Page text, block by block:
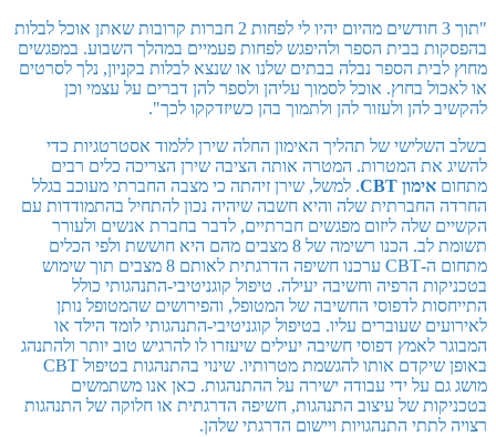
"תוך 3 חודשים מהיום יהיו לי לפחות 2 חברות קרובות שאתן אוכל לבלות
בהפסקות בבית הספר ולהיפגש לפחות פעמיים במהלך השבוע. במפגשים
מחוץ לבית הספר נבלה בבתים שלנו או שנצא לבלות בקניון, נלך לסרטים
או לאכול בחוץ. אוכל לסמוך עליהן ולספר להן דברים על עצמי וכן
להקשיב להן ולעזור להן ולתמוך בהן כשיזדקקו לכך".
בשלב השלישי של תהליך האימון החלה שירן ללמוד אסטרטגיות כדי
להשיג את המטרות. המטרה אותה הציבה שירן הצריכה כלים רבים
מתחום אימון CBT
. למשל, שירן זיהתה כי מצבה החברתי מעוכב בגלל
החרדה החברתית שלה והיא חשבה שיהיה נכון להתחיל בהתמודדות עם
הקשיים שלה ליזום מפגשים חברתיים, לדבר בחברת אנשים ולעורר
תשומת לב. הכנו רשימה של 8 מצבים מהם היא חוששת ולפי הכלים
מתחום ה-CBT ערכנו חשיפה הדרגתית לאותם 8 מצבים תוך שימוש
בטכניקות הרפיה וחשיבה יעילה. טיפול קוגניטיבי-התנהגותי כולל
התייחסות לדפוסי החשיבה של המטופל, והפירושים שהמטופל נותן
לאירועים שעוברים עליו. בטיפול קוגניטיבי-התנהגותי לומד הילד או
המבוגר לאמץ דפוסי חשיבה יעילים שיעזרו לו להרגיש טוב יותר ולהתנהג
באופן שיקדם אותו להגשמת מטרותיו. שינוי בהתנהגות בטיפול CBT
מושג גם על ידי עבודה ישירה על ההתנהגות. כאן אנו משתמשים
בטכניקות של עיצוב התנהגות, חשיפה הדרגתית או חלוקה של התנהגות
רצויה לתתי התנהגויות ויישום הדרגתי שלהן.